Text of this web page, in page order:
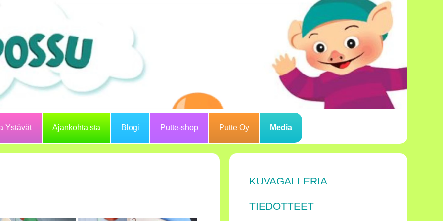
Ystävät Ajankohtaista Blogi Putte-shop Putte Oy Media
KUVAGALLERIA
TIEDOTTEET